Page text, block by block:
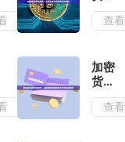
地址
追踪
与风
险防
范全
查看
加密
货币
需要
交税
查看